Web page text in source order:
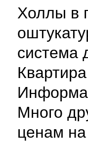
Холлы в
система
Много
ценам